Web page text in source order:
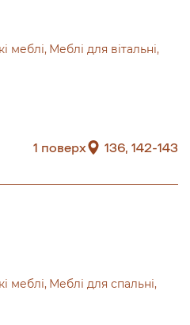
меблі Меблі для вітальні
1 поверх 136, 142-143
меблі Меблі для спальні